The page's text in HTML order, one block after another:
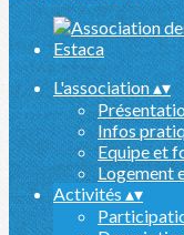
L'association▴▾
Infos
Equipe et
Logement
Activités ▴▾